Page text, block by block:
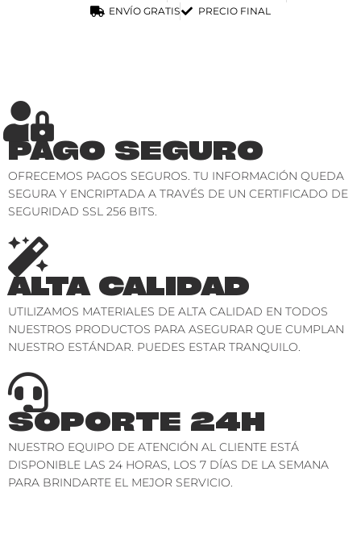
ENVÍO GRATIS
PRECIO FINAL
PAGO SEGURO
OFRECEMOS PAGOS SEGUROS. TU INFORMACIÓN QUEDA
SEGURA Y ENCRIPTADA A TRAVÉS DE UN CERTIFICADO DE
SEGURIDAD SSL 256 BITS.
ALTA CALIDAD
UTILIZAMOS MATERIALES DE ALTA CALIDAD EN TODOS
NUESTROS PRODUCTOS PARA ASEGURAR QUE CUMPLAN
NUESTRO ESTÁNDAR. PUEDES ESTAR TRANQUILO.
SOPORTE 24H
NUESTRO EQUIPO DE ATENCIÓN AL CLIENTE ESTÁ
DISPONIBLE LAS 24 HORAS, LOS 7 DÍAS DE LA SEMANA
PARA BRINDARTE EL MEJOR SERVICIO.